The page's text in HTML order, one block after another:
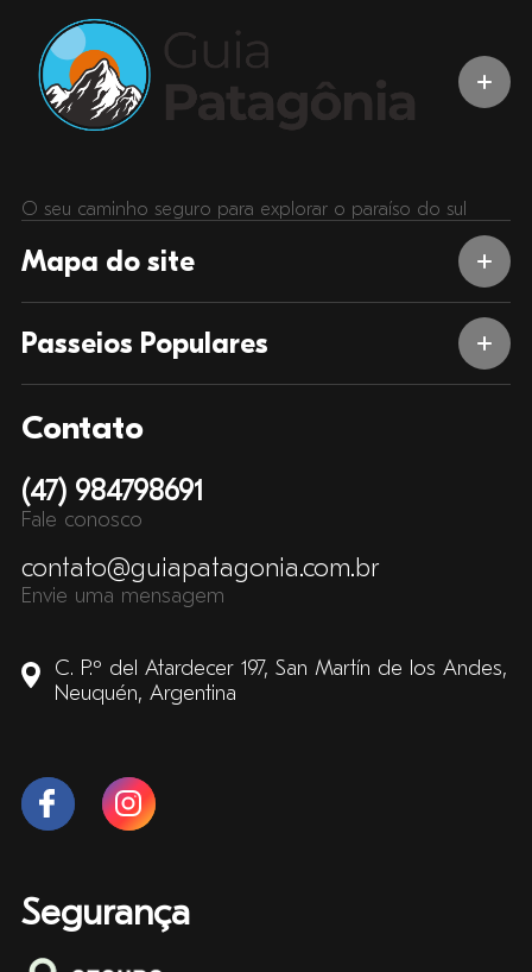
O seu caminho seguro para explorar o paraíso do sul
Mapa do site
Passeios Populares
Contato
(47) 984798691
Fale conosco
contato@guiapatagonia.com.br
Envie uma mensagem
C. P.º del Atardecer 197, San Martín de los Andes,
Neuquén, Argentina
Segurança